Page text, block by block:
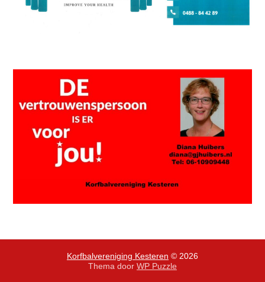
Korfbalvereniging Kesteren © 2026
Thema door WP Puzzle